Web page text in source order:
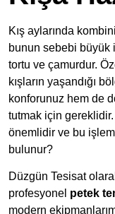
Kış aylarında
bunun sebebi
tortu ve çamurdur.
kışların yaşandığı
konforunuz hem de
tutmak için
önemlidir ve bu
bulunur?
Düzgün Tesisat
profesyonel petek
modern